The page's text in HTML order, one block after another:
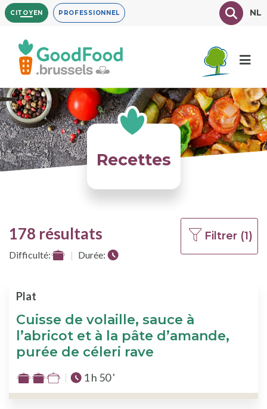
Aller
au
contenu
principal
CITOYEN PROFESSIONNEL TexteNL
Recettes
178 résultats
Difficulté: Durée:
Filtrer (1)
Cuisse de volaille, sauce à
l’abricot et à la pâte d’amande,
purée de céleri rave
Plat
Difficulté
:
Temps total :
1 h 50 '